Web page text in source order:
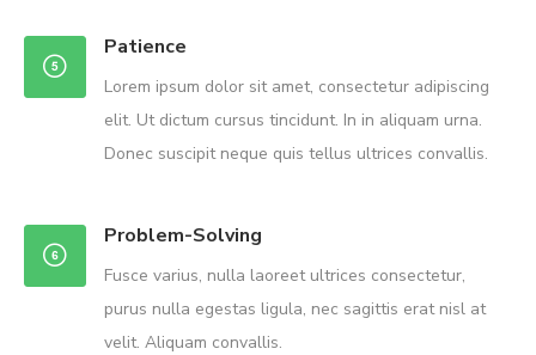
Patience
Lorem ipsum dolor sit amet, consectetur adipiscing
elit. Ut dictum cursus tincidunt. In in aliquam urna.
Donec suscipit neque quis tellus ultrices convallis.
Problem-Solving
Fusce varius, nulla laoreet ultrices consectetur,
purus nulla egestas ligula, nec sagittis erat nisl at
velit. Aliquam convallis.